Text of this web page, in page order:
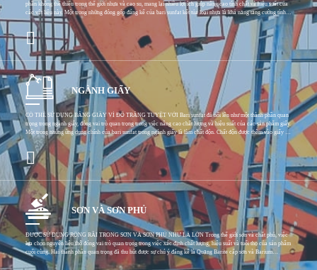
phần không thể thiếu trong thế giới nhựa và cao su, mang lại nhiều lợi ích giúp nâng cao tính chất và hiệu suất của
các vật liệu này. Một trong những đóng góp đáng kể của bari sunfat kết tủa loại nhựa là khả năng tăng cường tính
chất cơ học của nhựa và cao su. Khi được kết hợp vào các vật liệu này, nó sẽ làm tăng độ bền kéo của chúng,
khiến chúng có khả năng chống giãn và đứt tốt hơn. Điều này đặc biệt quan trọng trong các ứng dụng mà vật liệu
chịu áp lực cơ học đáng kể, chẳng hạn như trong các bộ phận ô tô và linh kiện công nghiệp. Ví dụ, trong sản xuất
bánh răng nhựa dùng trong máy móc, việc bổ sung bari sunfat đảm bảo rằng bánh răng có thể chịu được lực quay
liên tục mà không bị biến dạng hoặc nứt. Độ bền va đập của nhựa và cao su cũng được cải thiện khi bổ sung bari
sunfat kết tủa loại nhựa. Vật liệu có khả năng hấp thụ các tác động đột ngột tốt hơn mà không bị vỡ, mang lại độ
bền và độ
NGÀNH GIẤY
CÓ THỂ SỬ DỤNG BẰNG GIẤY VÌ ĐỘ TRẮNG TUYỆT VỜI Bari sunfat đã nổi lên như một thành phần quan
trọng trong ngành giấy, đóng vai trò quan trọng trong việc nâng cao chất lượng và hiệu suất của các sản phẩm giấy.
Một trong những ứng dụng chính của bari sunfat trong ngành giấy là làm chất độn. Chất độn được thêm vào giấy để
cải thiện tính chất vật lý và quang học của nó. Barium sulfate giúp tăng độ mờ của giấy, làm cho nó kém trong suốt
hơn và cho phép bề mặt in và viết tốt hơn. Điều này đặc biệt quan trọng đối với các giấy tờ được sử dụng trong các
ứng dụng in ấn, chẳng hạn như tài liệu quảng cáo, tạp chí và vật liệu đóng gói. Độ mờ được cải thiện đảm bảo văn
bản và hình ảnh in sắc nét và rõ ràng, không bị ảnh hưởng bởi độ trong suốt của giấy. Ngoài độ mờ đục, bari sunfat
còn góp phần tạo nên độ mịn, bóng cho giấy. Nó lấp đầy các lỗ chân lông và những chỗ không đều trên bề mặt
giấy, tạo ra kết cấu đồng đều và mịn hơn. Điều này không chỉ nâng cao tính thẩm mỹ của giấy mà còn cải thiện
SƠN VÀ SƠN PHỦ
ĐƯỢC SỬ DỤNG RỘNG RÃI TRONG SƠN VÀ SƠN PHỦ NHƯ LÀ LỚN Trong thế giới sơn và chất phủ, việc
lựa chọn nguyên liệu thô đóng vai trò quan trọng trong việc xác định chất lượng, hiệu suất và tuổi thọ của sản phẩm
cuối cùng. Hai thành phần quan trọng đã thu hút được sự chú ý đáng kể là Quặng Barite cấp sơn và Barium
Sulphate kết tủa cấp sơn. Những vật liệu này cung cấp các đặc tính độc đáo góp phần nâng cao chất lượng sơn và